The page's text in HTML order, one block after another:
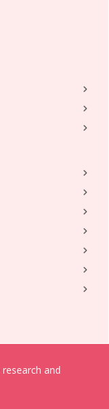
いいの？
になるあたりか
and